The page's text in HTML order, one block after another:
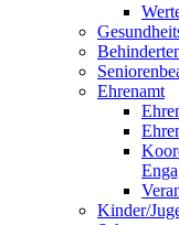
Ehrenamt
Kinder/